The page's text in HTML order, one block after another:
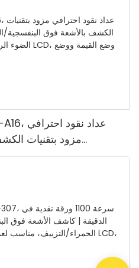
مزود بتقنيات
المغناطيسية/الأشعة